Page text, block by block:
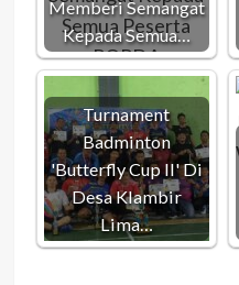
Memberi Semangat
Kepada Semua…
Turnament
Badminton
'Butterfly Cup II' Di
Desa Klambir
Lima…